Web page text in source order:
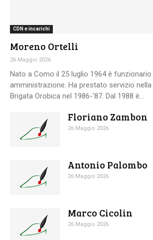
CDN e incarichi
Moreno Ortelli
26 Maggio 2026
Nato a Como il 25 luglio 1964 è funzionario
amministrazione. Ha prestato servizio
Brigata Orobica nel 1986-’87. Dal 1988 è...
Floriano Zambon
26 Maggio 2026
Antonio Palombo
26 Maggio 2026
Marco Cicolin
26 Maggio 2026